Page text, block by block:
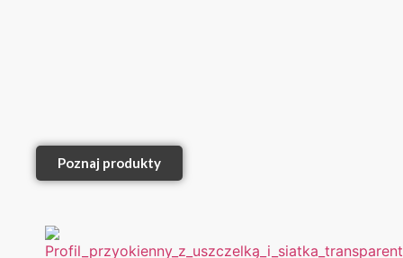
Poznaj produkty